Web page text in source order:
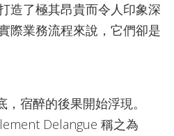
造了極其昂貴而令人印象深
際業務流程來說，它們卻是
宿醉的後果開始浮現。
Delangue 稱之為